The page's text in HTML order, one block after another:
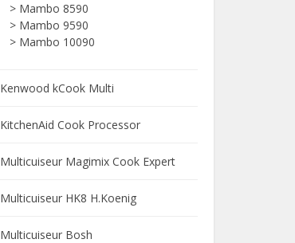
> Mambo 8590
> Mambo 9590
> Mambo 10090
Kenwood kCook Multi
KitchenAid Cook Processor
Multicuiseur Magimix Cook Expert
Multicuiseur HK8 H.Koenig
Multicuiseur Bosh